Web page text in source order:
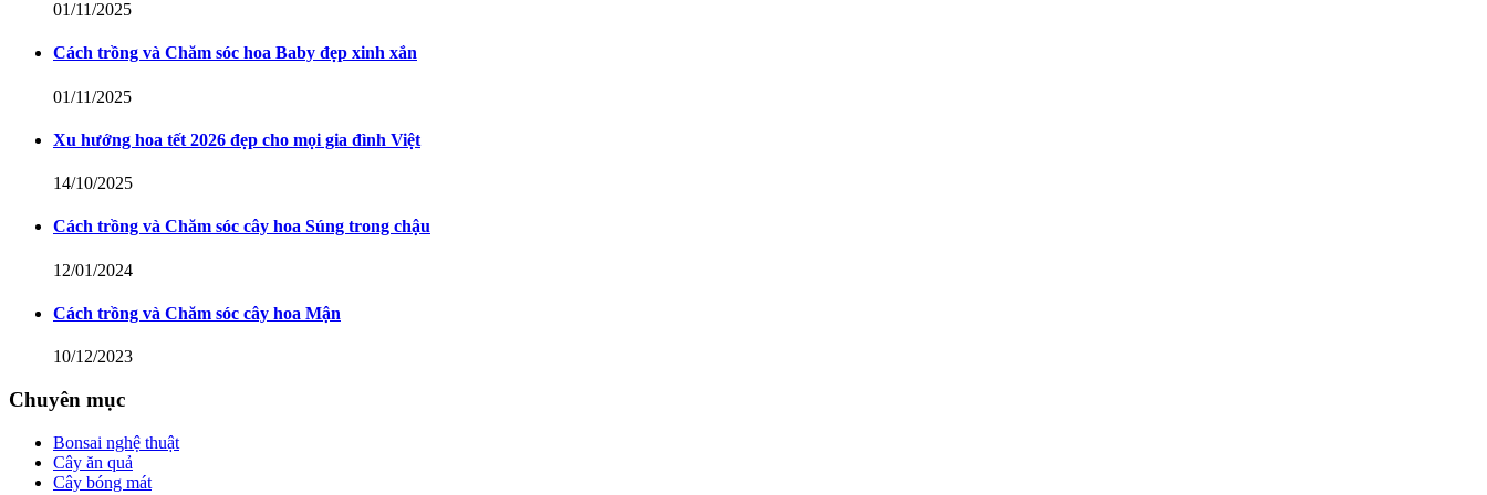
01/11/2025
Cách trồng và Chăm sóc hoa Baby đẹp xinh xắn
01/11/2025
Xu hướng hoa tết 2026 đẹp cho mọi gia đình Việt
14/10/2025
Cách trồng và Chăm sóc cây hoa Súng trong chậu
12/01/2024
Cách trồng và Chăm sóc cây hoa Mận
10/12/2023
Chuyên mục
Bonsai nghệ thuật
Cây ăn quả
Cây bóng mát